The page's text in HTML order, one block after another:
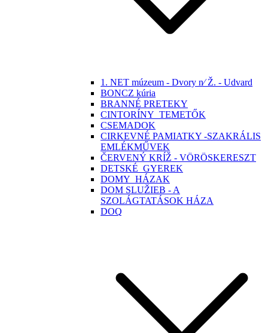
1. NET múzeum - Dvory n⁄ Ž. - Udvard
BONCZ kúria
BRANNÉ PRETEKY
CINTORÍNY_TEMETŐK
CSEMADOK
CIRKEVNÉ PAMIATKY -SZAKRÁLIS
EMLÉKMŰVEK
ČERVENÝ KRÍŽ - VÖRÖSKERESZT
DETSKÉ_GYEREK
DOMY_HÁZAK
DOM SLUŽIEB - A
SZOLÁGTATÁSOK HÁZA
DOQ